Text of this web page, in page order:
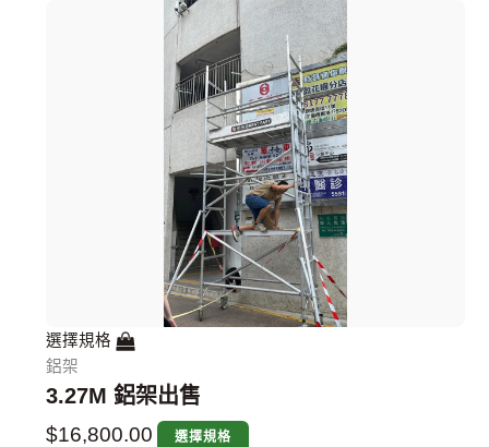
選擇規格
鋁架
3.27M 鋁架出售
$16,800.00 選擇規格